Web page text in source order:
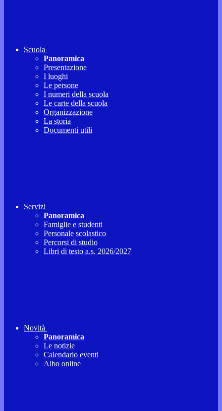
Scuola
Panoramica
Presentazione
I luoghi
Le persone
I numeri della scuola
Le carte della scuola
Organizzazione
La storia
Documenti utili
Servizi
Panoramica
Famiglie e studenti
Personale scolastico
Percorsi di studio
Libri di testo a.s. 2026/2027
Novità
Panoramica
Le notizie
Calendario eventi
Albo online